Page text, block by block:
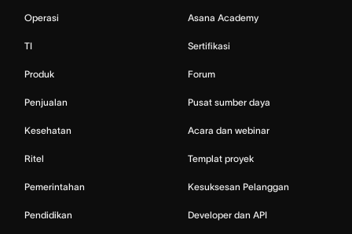
Operasi
TI
Produk
Penjualan
Kesehatan
Ritel
Pemerintahan
Pendidikan
Asana Academy
Sertifikasi
Forum
Pusat sumber daya
Acara dan webinar
Templat proyek
Kesuksesan Pelanggan
Developer dan API